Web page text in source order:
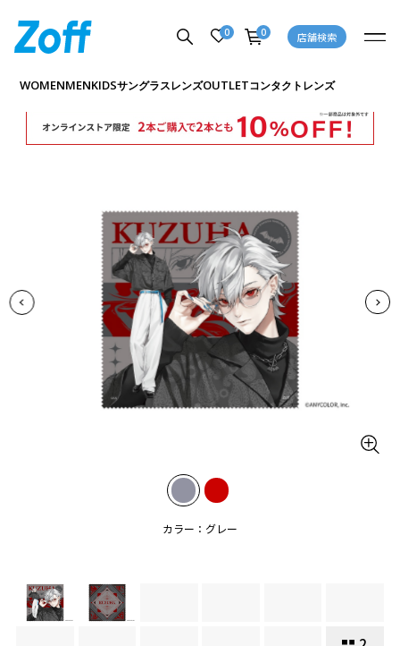
0 0 店舗検索
WOMENMENKIDSサングラスレンズOUTLETコンタクトレンズ
カラー：グレー
商品詳細ページへ